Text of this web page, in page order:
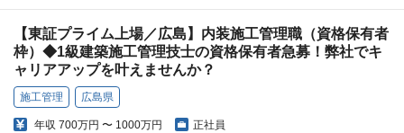
【東証プライム上場／広島】内装施工管理職（資格保有者
枠）◆1級建築施工管理技士の資格保有者急募！弊社でキ
ャリアアップを叶えませんか？
施工管理 広島県
年収 700万円 〜 1000万円 正社員